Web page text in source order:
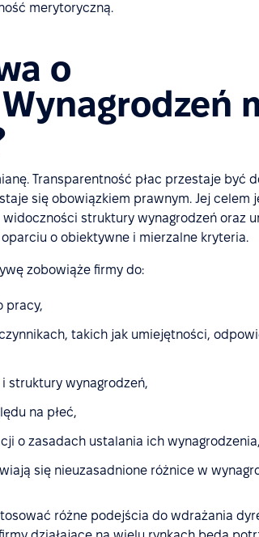
merytoryczną.
o
Transparentność płac przestaje być
się obowiązkiem prawnym. Jej celem
struktury wynagrodzeń oraz
o obiektywne i mierzalne kryteria.
zobowiąże firmy do:
pracy,
takich jak umiejętności,
struktury wynagrodzeń,
na płeć,
o zasadach ustalania ich wynagrodzenia,
się nieuzasadnione różnice w
różne podejścia do wdrażania